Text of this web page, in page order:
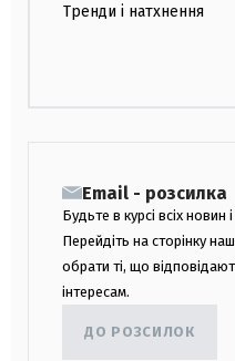
Тренди і натхнення
Email - розсилка
Будьте в курсі всіх новин
Перейдіть на сторінку
обрати ті, що
інтересам.
ДО РОЗСИЛОК